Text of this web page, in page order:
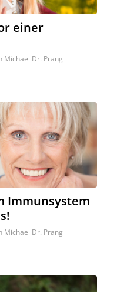
einer
Michael Dr. Prang
Immunsystem
Michael Dr. Prang